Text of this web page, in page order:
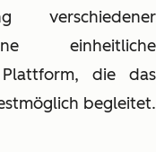
verschiedener
einheitliche
Plattform, die das
begleitet.